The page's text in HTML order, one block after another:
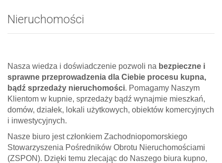
Nieruchomości
Nasza wiedza i doświadczenie pozwoli na bezpieczne i
sprawne przeprowadzenia dla Ciebie procesu kupna,
bądź sprzedaży nieruchomości. Pomagamy Naszym
Klientom w kupnie, sprzedaży bądź wynajmie mieszkań,
domów, działek, lokali użytkowych, obiektów komercyjnych
i inwestycyjnych.
Nasze biuro jest członkiem Zachodniopomorskiego
Stowarzyszenia Pośredników Obrotu Nieruchomościami
(ZSPON). Dzięki temu zlecając do Naszego biura kupno,